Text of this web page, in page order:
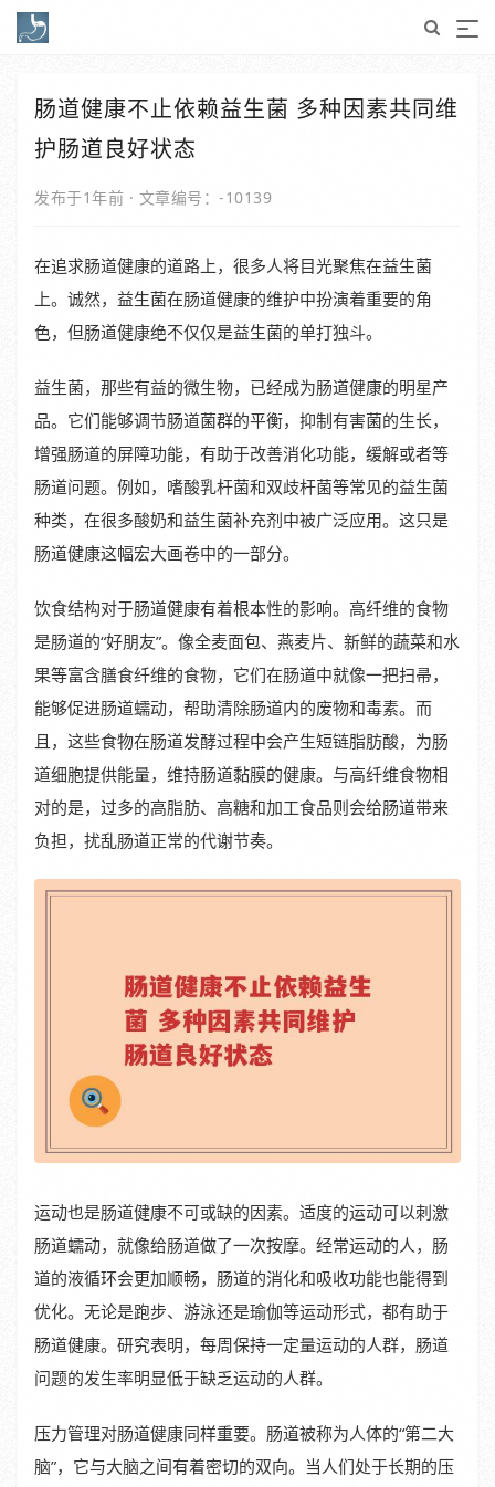
肠道健康不止依赖益生菌 多种因素共同维
护肠道良好状态
发布于1年前 · 文章编号：-10139
在追求肠道健康的道路上，很多人将目光聚焦在益生菌
上。诚然，益生菌在肠道健康的维护中扮演着重要的角
色，但肠道健康绝不仅仅是益生菌的单打独斗。
益生菌，那些有益的微生物，已经成为肠道健康的明星产
品。它们能够调节肠道菌群的平衡，抑制有害菌的生长，
增强肠道的屏障功能，有助于改善消化功能，缓解或者等
肠道问题。例如，嗜酸乳杆菌和双歧杆菌等常见的益生菌
种类，在很多酸奶和益生菌补充剂中被广泛应用。这只是
肠道健康这幅宏大画卷中的一部分。
饮食结构对于肠道健康有着根本性的影响。高纤维的食物
是肠道的“好朋友”。像全麦面包、燕麦片、新鲜的蔬菜和水
果等富含膳食纤维的食物，它们在肠道中就像一把扫帚，
能够促进肠道蠕动，帮助清除肠道内的废物和毒素。而
且，这些食物在肠道发酵过程中会产生短链脂肪酸，为肠
道细胞提供能量，维持肠道黏膜的健康。与高纤维食物相
对的是，过多的高脂肪、高糖和加工食品则会给肠道带来
负担，扰乱肠道正常的代谢节奏。
运动也是肠道健康不可或缺的因素。适度的运动可以刺激
肠道蠕动，就像给肠道做了一次按摩。经常运动的人，肠
道的液循环会更加顺畅，肠道的消化和吸收功能也能得到
优化。无论是跑步、游泳还是瑜伽等运动形式，都有助于
肠道健康。研究表明，每周保持一定量运动的人群，肠道
问题的发生率明显低于缺乏运动的人群。
压力管理对肠道健康同样重要。肠道被称为人体的“第二大
脑”，它与大脑之间有着密切的双向。当人们处于长期的压